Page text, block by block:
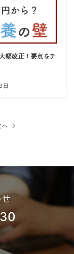
幅改正！要点をチ
日
へ